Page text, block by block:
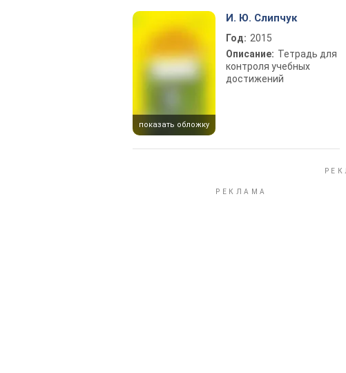
показать обложку
И. Ю. Слипчук
Год: 2015
Описание: Тетрадь для
контроля учебных
достижений